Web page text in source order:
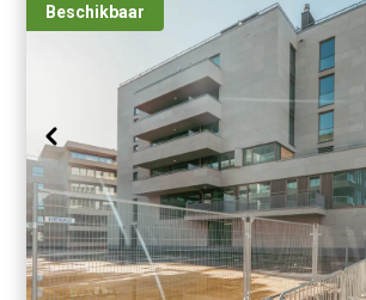
Beschikbaar